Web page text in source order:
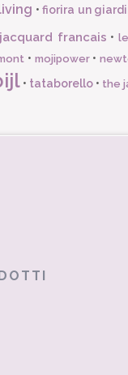
•fiorira un
francais •
• mojipower•
• tataborello • the